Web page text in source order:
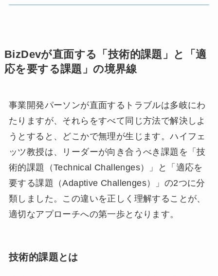
BizDevが直面する「技術的課題」と「適
応を要する課題」の境界線
事業開発パーソンが直面するトラブルは多岐にわ
たりますが、それらをすべて同じ方法で解決しよ
うとすると、どこかで無理が生じます。ハイフェ
ッツ教授は、リーダーが向き合うべき課題を「技
術的課題（Technical Challenges）」と「適応を
要する課題（Adaptive Challenges）」の2つに分
類しました。この違いを正しく理解することが、
適切なアプローチへの第一歩となります。
技術的課題とは